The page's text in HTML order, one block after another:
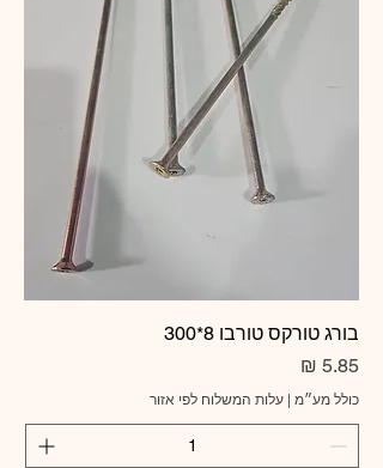
בורג טורקס טורבו 8*300
מחיר
כולל מע״מ עלות המשלוח לפי אזור